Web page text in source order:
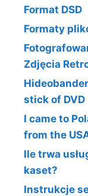
Format DSD
Formaty
Zdjęcia
stick of DVD
I came to
from the
Ile trwa
kaset?
Instrukcje